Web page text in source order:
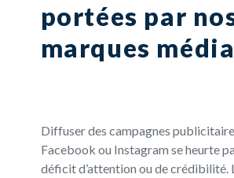
portées par
marques média
Diffuser des campagnes
Facebook ou Instagram se heurte
déficit d’attention ou de crédibilité.